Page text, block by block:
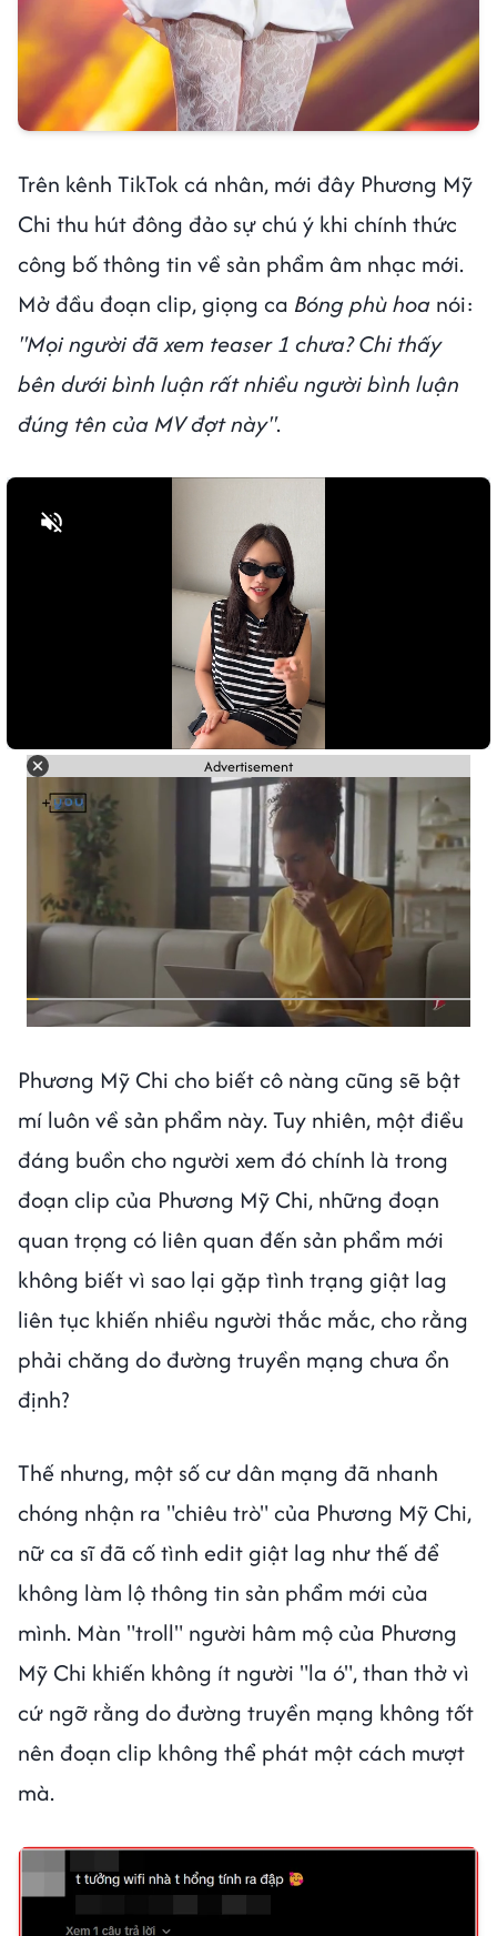
Trên kênh TikTok cá nhân, mới đây Phương Mỹ
Chi thu hút đông đảo sự chú ý khi chính thức
công bố thông tin về sản phẩm âm nhạc mới.
Mở đầu đoạn clip, giọng ca Bóng phù hoa nói:
"Mọi người đã xem teaser 1 chưa? Chi thấy
bên dưới bình luận rất nhiều người bình luận
đúng tên của MV đợt này".
Advertisement
Phương Mỹ Chi cho biết cô nàng cũng sẽ bật
mí luôn về sản phẩm này. Tuy nhiên, một điều
đáng buồn cho người xem đó chính là trong
đoạn clip của Phương Mỹ Chi, những đoạn
quan trọng có liên quan đến sản phẩm mới
không biết vì sao lại gặp tình trạng giật lag
liên tục khiến nhiều người thắc mắc, cho rằng
phải chăng do đường truyền mạng chưa ổn
định?
Thế nhưng, một số cư dân mạng đã nhanh
chóng nhận ra "chiêu trò" của Phương Mỹ Chi,
nữ ca sĩ đã cố tình edit giật lag như thế để
không làm lộ thông tin sản phẩm mới của
mình. Màn "troll" người hâm mộ của Phương
Mỹ Chi khiến không ít người "la ó", than thở vì
cứ ngỡ rằng do đường truyền mạng không tốt
nên đoạn clip không thể phát một cách mượt
mà.